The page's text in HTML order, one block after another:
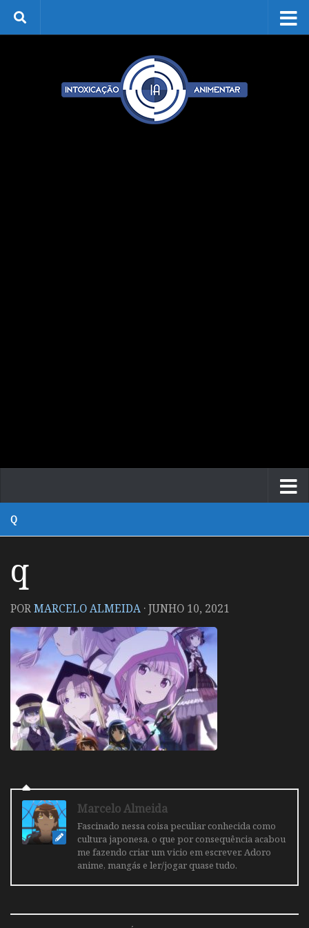
Skip to content
Q
q
PORMARCELO ALMEIDA ·JUNHO 10, 2021
Marcelo Almeida
Fascinado nessa coisa peculiar conhecida como
cultura japonesa, o que por consequência acabou
me fazendo criar um vicio em escrever. Adoro
anime, mangás e ler/jogar quase tudo.